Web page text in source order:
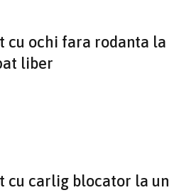
cu ochi fara rodanta la
liber
cu carlig blocator la un